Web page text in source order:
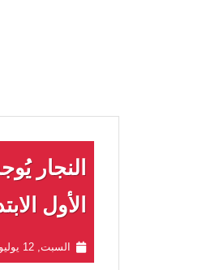
النجار
الأول
السبت, 12 يوليو 2025